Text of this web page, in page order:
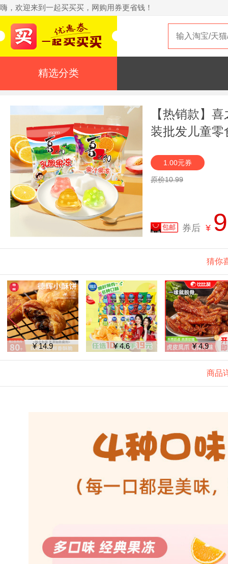
嗨，欢迎来到一起买买买，网购用券更省钱！
精选分类
【热销款】
装批发儿童
1.00元券
原价10.99
券后 ¥
猜你
¥ 14.9 ¥ 4.6 ¥ 4.9
商品